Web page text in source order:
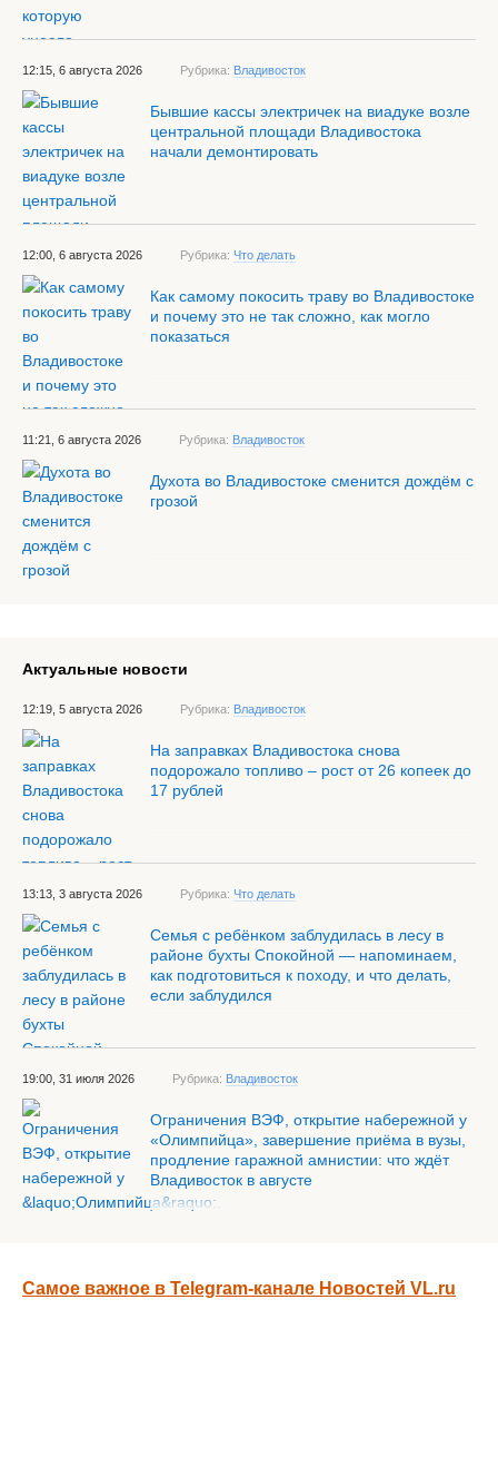
12:15, 6 августа 2026 Рубрика: Владивосток
Бывшие кассы электричек на виадуке возле
центральной площади Владивостока
начали демонтировать
12:00, 6 августа 2026 Рубрика: Что делать
Как самому покосить траву во Владивостоке
и почему это не так сложно, как могло
показаться
11:21, 6 августа 2026 Рубрика: Владивосток
Духота во Владивостоке сменится дождём с
грозой
Актуальные новости
12:19, 5 августа 2026 Рубрика: Владивосток
На заправках Владивостока снова
подорожало топливо – рост от 26 копеек до
17 рублей
13:13, 3 августа 2026 Рубрика: Что делать
Семья с ребёнком заблудилась в лесу в
районе бухты Спокойной — напоминаем,
как подготовиться к походу, и что делать,
если заблудился
19:00, 31 июля 2026 Рубрика: Владивосток
Ограничения ВЭФ, открытие набережной у
«Олимпийца», завершение приёма в вузы,
продление гаражной амнистии: что ждёт
Владивосток в августе
Самое важное в Telegram-канале Новостей VL.ru